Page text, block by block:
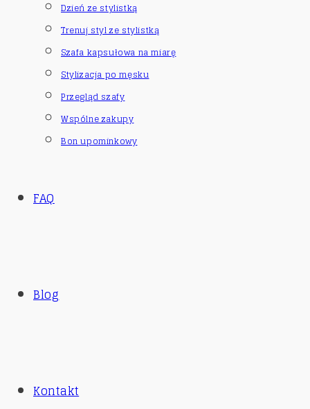
Dzień ze stylistką
Trenuj styl ze stylistką
Szafa kapsułowa na miarę
Stylizacja po męsku
Przegląd szafy
Wspólne zakupy
Bon upominkowy
FAQ
Blog
Kontakt